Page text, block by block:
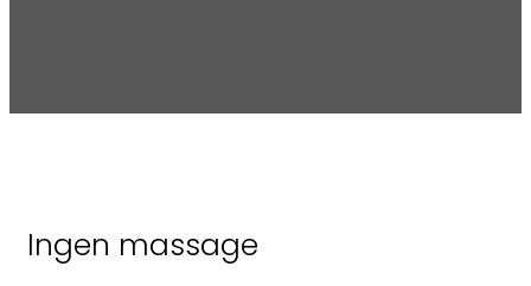
Ingen massage